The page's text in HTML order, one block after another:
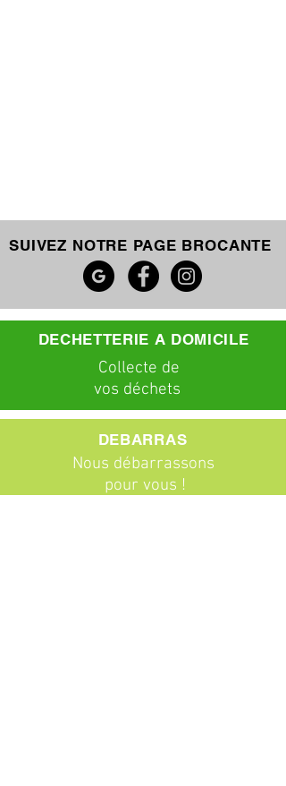
SUIVEZ NOTRE PAGE BROCANTE
DECHETTERIE A DOMICILE
Collecte de
vos déchets
DEBARRAS
Nous débarrassons
pour vous !